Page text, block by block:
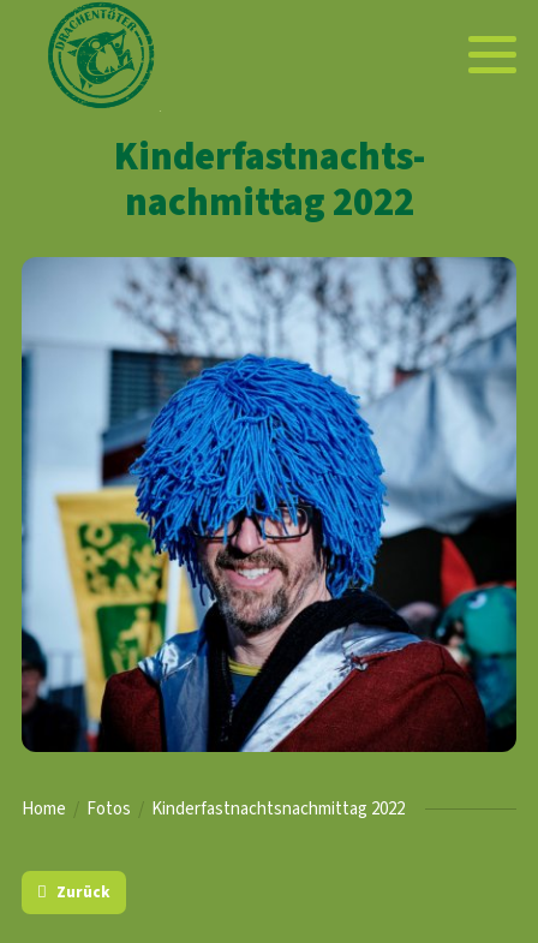
Kinderfastnachts­
nachmittag 2022
Home Fotos Kinderfastnachts­nachmittag 2022
Zurück